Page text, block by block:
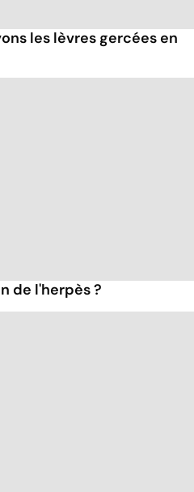
les lèvres gercées en
de l'herpès ?